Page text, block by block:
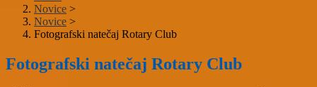
Novice >
Novice >
Fotografski natečaj Rotary Club
Fotografski natečaj Rotary Club